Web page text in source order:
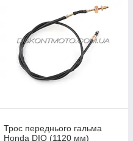
Трос переднього гальма
Honda DIO (1120 мм)